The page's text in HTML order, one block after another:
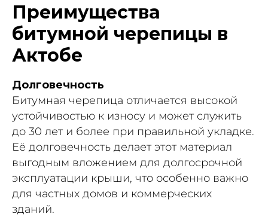
Преимущества
битумной черепицы в
Актобе
Долговечность
Битумная черепица отличается высокой
устойчивостью к износу и может служить
до 30 лет и более при правильной укладке.
Её долговечность делает этот материал
выгодным вложением для долгосрочной
эксплуатации крыши, что особенно важно
для частных домов и коммерческих
зданий.